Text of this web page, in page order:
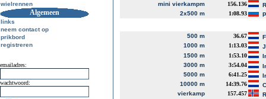
wielrennen
Algemeen
links
neem contact op
prikbord
registreren
emailadres:
wachtwoord:
mini vierkampm
156.136
2x500 m
1:08.93
500 m 36.67
1000 m
1:13.03
1500 m
1:53.10
3000 m
3:54.04
5000 m
6:41.25
10000 m
14:39.76
vierkamp
157.457